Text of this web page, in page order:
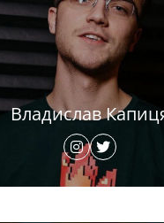
Владислав